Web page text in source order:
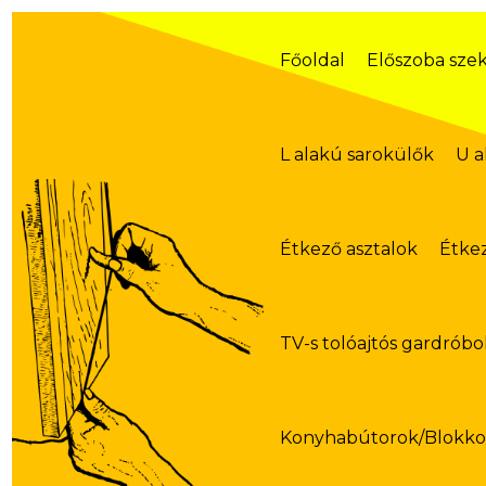
Skip
Főoldal Előszoba
L alakú sarokülők U
Étkező asztalok
TV-s tolóajtós
Konyhabútorok/